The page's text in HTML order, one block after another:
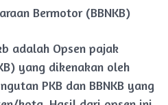
Bermotor (BBNKB)
adalah Opsen pajak
yang dikenakan oleh
PKB dan BBNKB yang